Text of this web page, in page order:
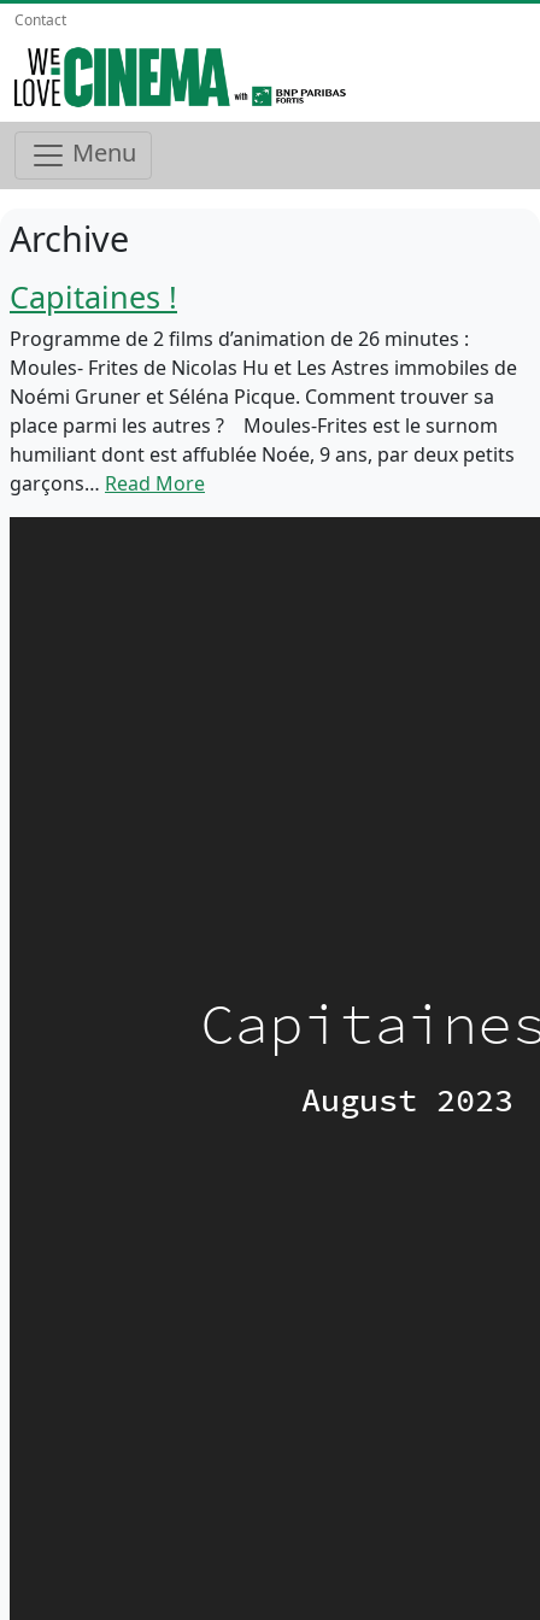
Contact
Menu
Archive
Capitaines !
Programme de 2 films d’animation de 26 minutes :
Moules- Frites de Nicolas Hu et Les Astres immobiles de
Noémi Gruner et Séléna Picque. Comment trouver sa
place parmi les autres ? Moules-Frites est le surnom
humiliant dont est affublée Noée, 9 ans, par deux petits
garçons… Read More